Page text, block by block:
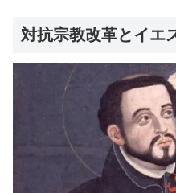
対抗宗教改革とイエ